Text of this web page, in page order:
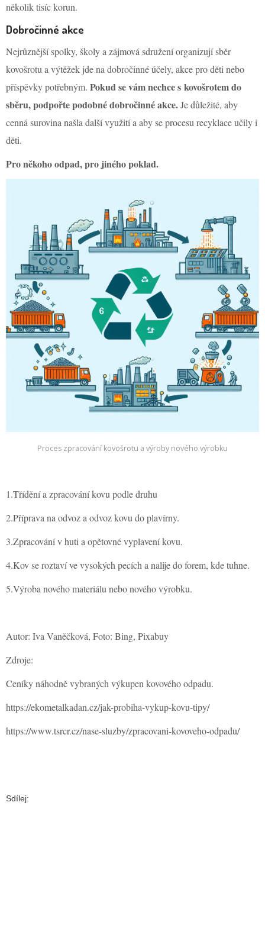
několik tisíc korun.
Dobročinné akce
Nejrůznější spolky, školy a zájmová sdružení organizují sběr
kovošrotu a výtěžek jde na dobročinné účely, akce pro děti nebo
příspěvky potřebným. Pokud se vám nechce s kovošrotem do
sběru, podpořte podobné dobročinné akce.Je důležité, aby
cenná surovina našla další využití a aby se procesu recyklace učily i
děti.
Pro někoho odpad, pro jiného poklad.
Proces zpracování kovošrotu a výroby nového výrobku
1.Třídění a zpracování kovu podle druhu
2.Příprava na odvoz a odvoz kovu do plavírny.
3.Zpracování v huti a opětovné vyplavení kovu.
4.Kov se roztaví ve vysokých pecích a nalije do forem, kde tuhne.
5.Výroba nového materiálu nebo nového výrobku.
Autor: Iva Vaněčková, Foto: Bing, Pixabuy
Zdroje:
Ceníky náhodně vybraných výkupen kovového odpadu.
https://ekometalkadan.cz/jak-probiha-vykup-kovu-tipy/
https://www.tsrcr.cz/nase-sluzby/zpracovani-kovoveho-odpadu/
Sdílej: